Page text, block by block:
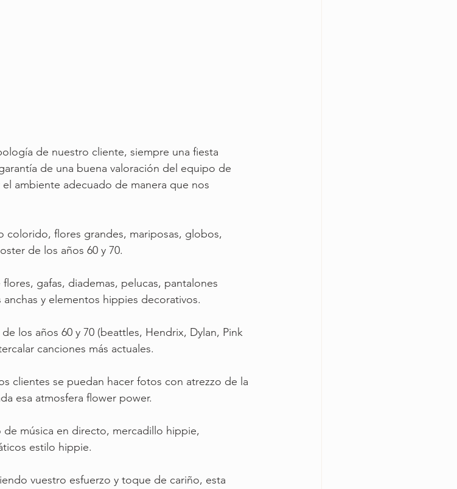
de nuestro cliente, siempre una fiesta
de una buena valoración del equipo de
ambiente adecuado de manera que nos
colorido, flores grandes, mariposas, globos,
de los años 60 y 70.
gafas, diademas, pelucas, pantalones
y elementos hippies decorativos.
los años 60 y 70 (beattles, Hendrix, Dylan, Pink
canciones más actuales.
clientes se puedan hacer fotos con atrezzo de la
esa atmosfera flower power.
música en directo, mercadillo hippie,
estilo hippie.
vuestro esfuerzo y toque de cariño, esta